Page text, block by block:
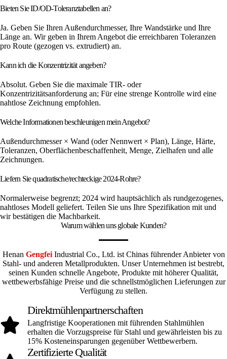
Bieten Sie ID/OD-Toleranztabellen an?
Ja. Geben Sie Ihren Außendurchmesser, Ihre Wandstärke und Ihre
Länge an. Wir geben in Ihrem Angebot die erreichbaren Toleranzen
pro Route (gezogen vs. extrudiert) an.
Kann ich die Konzentrizität angeben?
Absolut. Geben Sie die maximale TIR- oder
Konzentrizitätsanforderung an; Für eine strenge Kontrolle wird eine
nahtlose Zeichnung empfohlen.
Welche Informationen beschleunigen mein Angebot?
Außendurchmesser × Wand (oder Nennwert × Plan), Länge, Härte,
Toleranzen, Oberflächenbeschaffenheit, Menge, Zielhafen und alle
Zeichnungen.
Liefern Sie quadratische/rechteckige 2024-Rohre?
Normalerweise begrenzt; 2024 wird hauptsächlich als rundgezogenes,
nahtloses Modell geliefert. Teilen Sie uns Ihre Spezifikation mit und
wir bestätigen die Machbarkeit.
Warum wählen uns globale Kunden?
Henan GengfeiIndustrial Co., Ltd. ist Chinas führender Anbieter von
Stahl- und anderen Metallprodukten. Unser Unternehmen ist bestrebt,
seinen Kunden schnelle Angebote, Produkte mit höherer Qualität,
wettbewerbsfähige Preise und die schnellstmöglichen Lieferungen zur
Verfügung zu stellen.
Direktmühlenpartnerschaften
Langfristige Kooperationen mit führenden Stahlmühlen
erhalten die Vorzugspreise für Stahl und gewährleisten bis zu
15% Kosteneinsparungen gegenüber Wettbewerbern.
Zertifizierte Qualität